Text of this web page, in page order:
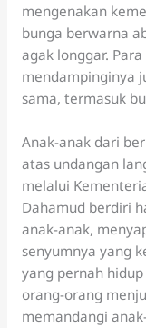
mengenakan
bunga berwarna
agak longgar.
mendampinginya
sama, termasuk
Anak-anak dari
atas undangan
melalui
Dahamud berdiri
anak-anak,
senyumnya yang
yang pernah
orang-orang
memandangi